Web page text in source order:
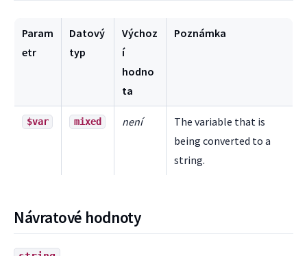
Param
etr
Datový
typ
Výchoz
í
hodno
ta
Poznámka
$var mixed není
The variable that is
being converted to a
string.
Návratové hodnoty